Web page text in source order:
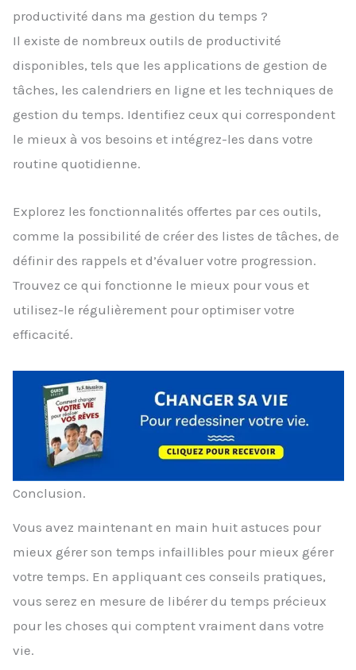
productivité dans ma gestion du temps ?
Il existe de nombreux outils de productivité
disponibles, tels que les applications de gestion de
tâches, les calendriers en ligne et les techniques de
gestion du temps. Identifiez ceux qui correspondent
le mieux à vos besoins et intégrez-les dans votre
routine quotidienne.
Explorez les fonctionnalités offertes par ces outils,
comme la possibilité de créer des listes de tâches, de
définir des rappels et d’évaluer votre progression.
Trouvez ce qui fonctionne le mieux pour vous et
utilisez-le régulièrement pour optimiser votre
efficacité.
Conclusion.
Vous avez maintenant en main huit astuces pour
mieux gérer son temps infaillibles pour mieux gérer
votre temps. En appliquant ces conseils pratiques,
vous serez en mesure de libérer du temps précieux
pour les choses qui comptent vraiment dans votre
vie.